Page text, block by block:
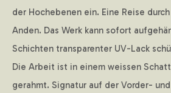
der Hochebenen ein. Eine Reise
Anden. Das Werk kann sofort
Schichten transparenter UV-Lack
Die Arbeit ist in einem weissen
gerahmt. Signatur auf der Vorder-